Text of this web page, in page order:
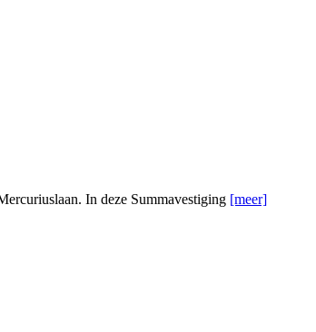
In deze Summavestiging [meer]